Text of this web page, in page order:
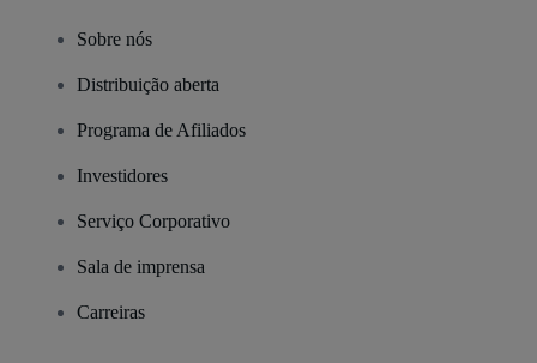
Sobre nós
Distribuição aberta
Programa de Afiliados
Investidores
Serviço Corporativo
Sala de imprensa
Carreiras